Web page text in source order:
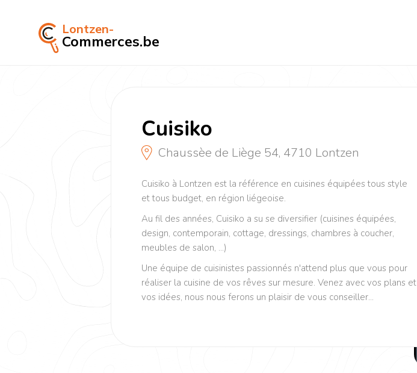
Lontzen-
Commerces.be
Cuisiko
Chaussèe de Liège 54, 4710 Lontzen
Cuisiko à Lontzen est la référence en cuisines équipées tous style
et tous budget, en région liégeoise.
Au fil des années, Cuisiko a su se diversifier (cuisines équipées,
design, contemporain, cottage, dressings, chambres à coucher,
meubles de salon, ...)
Une équipe de cuisinistes passionnés n'attend plus que vous pour
réaliser la cuisine de vos rêves sur mesure. Venez avec vos plans et
vos idées, nous nous ferons un plaisir de vous conseiller...